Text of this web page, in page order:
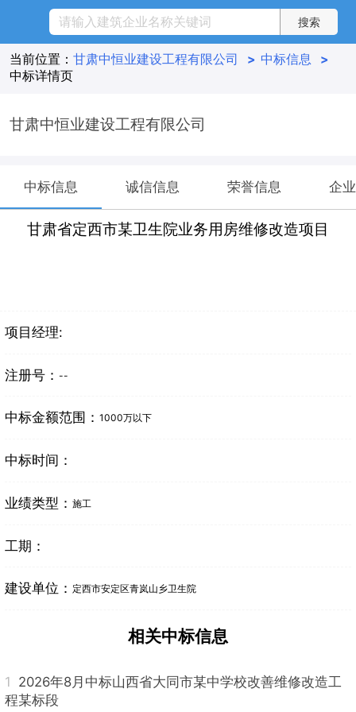
当前位置： 甘肃中恒业建设工程有限公司 > 中标信息
>
中标详情页
甘肃中恒业建设工程有限公司
中标信息 诚信信息 荣誉信息 企
甘肃省定西市某卫生院业务用房维修改造项目
项目经理:
注册号： --
中标金额范围： 1000万以下
中标时间：
业绩类型： 施工
工期：
建设单位： 定西市安定区青岚山乡卫生院
相关中标信息
1 2026年8月中标山西省大同市某中学校改善维修改造工
程某标段